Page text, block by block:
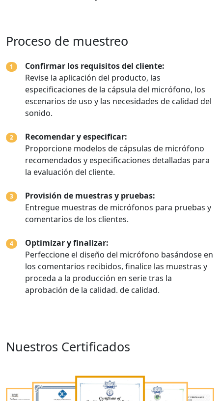
Proceso de muestreo
1
Confirmar los requisitos del cliente:
Revise la aplicación del producto, las
especificaciones de la cápsula del micrófono, los
escenarios de uso y las necesidades de calidad del
sonido.
2
Recomendar y especificar:
Proporcione modelos de cápsulas de micrófono
recomendados y especificaciones detalladas para
la evaluación del cliente.
3
Provisión de muestras y pruebas:
Entregue muestras de micrófonos para pruebas y
comentarios de los clientes.
4
Optimizar y finalizar:
Perfeccione el diseño del micrófono basándose en
los comentarios recibidos, finalice las muestras y
proceda a la producción en serie tras la
aprobación de la calidad. de calidad.
Nuestros Certificados